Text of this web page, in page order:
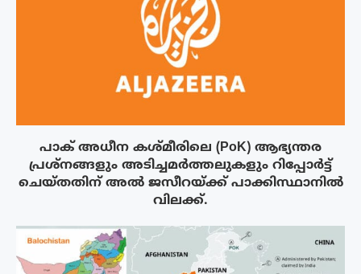
പാക് അധീന കശ്മീരിലെ (PoK) ആഭ്യന്തര
പ്രശ്നങ്ങളും അടിച്ചമർത്തലുകളും റിപ്പോർട്ട്
ചെയ്തതിന് അൽ ജസീറയ്‌ക്ക് പാക്കിസ്ഥാനിൽ
വിലക്ക്.